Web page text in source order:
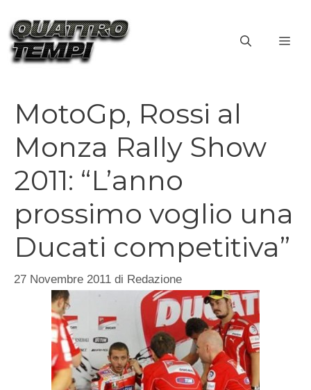
contenuto
MotoGp, Rossi al
Monza Rally Show
2011: “L’anno
prossimo voglio una
Ducati competitiva”
27 Novembre 2011 di Redazione